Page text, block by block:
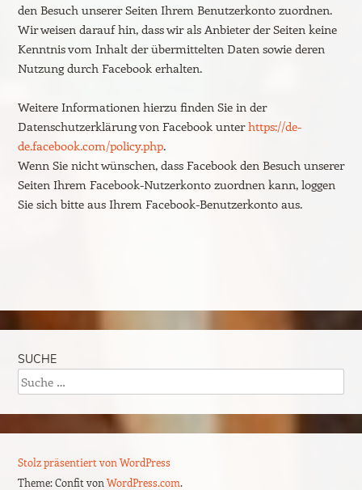
den Besuch unserer Seiten Ihrem Benutzerkonto zuordnen.
Wir weisen darauf hin, dass wir als Anbieter der Seiten keine
Kenntnis vom Inhalt der übermittelten Daten sowie deren
Nutzung durch Facebook erhalten.
Weitere Informationen hierzu finden Sie in der
Datenschutzerklärung von Facebook unterhttps://de-
de.facebook.com/policy.php.
Wenn Sie nicht wünschen, dass Facebook den Besuch unserer
Seiten Ihrem Facebook-Nutzerkonto zuordnen kann, loggen
Sie sich bitte aus Ihrem Facebook-Benutzerkonto aus.
SUCHE
Suche
Stolz präsentiert von WordPress
Theme: Confit von WordPress.com.